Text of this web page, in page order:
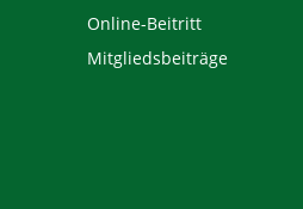
Online-Beitritt
Mitgliedsbeiträge